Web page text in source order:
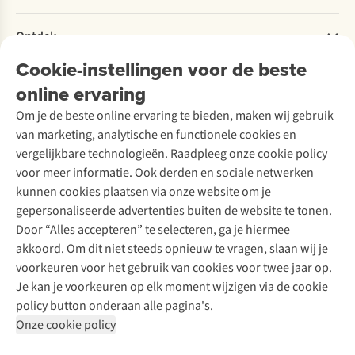
Cookie-instellingen voor de beste
online ervaring
Om je de beste online ervaring te bieden, maken wij gebruik
van marketing, analytische en functionele cookies en
vergelijkbare technologieën. Raadpleeg onze cookie policy
voor meer informatie. Ook derden en sociale netwerken
kunnen cookies plaatsen via onze website om je
gepersonaliseerde advertenties buiten de website te tonen.
Door “Alles accepteren” te selecteren, ga je hiermee
akkoord. Om dit niet steeds opnieuw te vragen, slaan wij je
voorkeuren voor het gebruik van cookies voor twee jaar op.
Je kan je voorkeuren op elk moment wijzigen via de cookie
policy button onderaan alle pagina's.
Onze cookie policy
Retourneren
Bestelling herroepen
Garantie
Contact
Verantwoord ondernemen
Over Ayacucho
Over A.S.Adventure
Toegankelijkheidsverklaring
Ski-onderhoud
Wasservice
Schoenonderhoud
Schoenherstelling
Kledingherstelling
Retouches
Voor bedrijven
Ontdek
A.S.Magazine
Podcast
Explore Academy
Explore Camp
Gear Check
Inspiratie & advies
Meld je aan voor de nieuwsbrief
Follow us
Disclaimer Privacy Policy
Algemene voorwaarden
Cookie Policy